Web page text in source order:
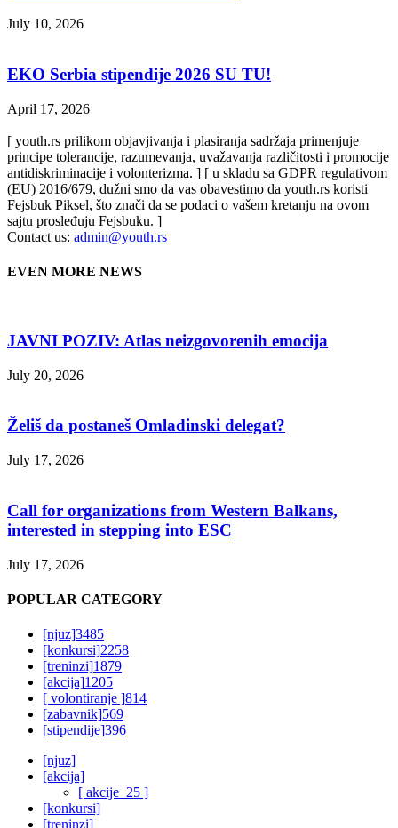
July 10, 2026
EKO Serbia stipendije 2026 SU TU!
April 17, 2026
[ youth.rs prilikom objavjivanja i plasiranja sadržaja primenjuje
principe tolerancije, razumevanja, uvažavanja različitosti i promocije
antidiskriminacije i volonterizma. ] [ u skladu sa GDPR regulativom
(EU) 2016/679, dužni smo da vas obavestimo da youth.rs koristi
Fejsbuk Piksel, što znači da se podaci o vašem kretanju na ovom
sajtu prosleđuju Fejsbuku. ]
Contact us: admin@youth.rs
EVEN MORE NEWS
JAVNI POZIV: Atlas neizgovorenih emocija
July 20, 2026
Želiš da postaneš Omladinski delegat?
July 17, 2026
Call for organizations from Western Balkans,
interested in stepping into ESC
July 17, 2026
POPULAR CATEGORY
[njuz]3485
[konkursi]2258
[treninzi]1879
[akcija]1205
[ volontiranje ]814
[zabavnik]569
[stipendije]396
[njuz]
[akcija]
[ akcije_25 ]
[konkursi]
[treninzi]